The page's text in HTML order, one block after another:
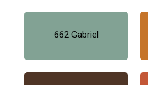
662 Gabriel